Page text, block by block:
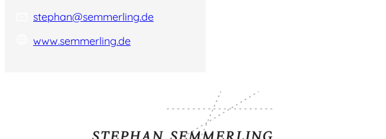
stephan@semmerling.de
www.semmerling.de